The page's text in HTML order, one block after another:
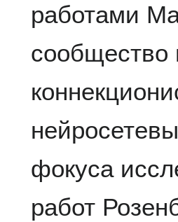
работами
сообщество
фокуса
работ